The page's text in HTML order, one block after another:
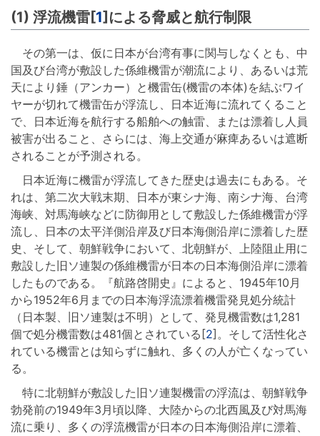
(1) 浮流機雷[1]による脅威と航行制限
その第一は、仮に日本が台湾有事に関与しなくとも、中
国及び台湾が敷設した係維機雷が潮流により、あるいは荒
天により錘（アンカー）と機雷缶(機雷の本体)を結ぶワイ
ヤーが切れて機雷缶が浮流し、日本近海に流れてくること
で、日本近海を航行する船舶への触雷、または漂着し人員
被害が出ること、さらには、海上交通が麻痺あるいは遮断
されることが予測される。
日本近海に機雷が浮流してきた歴史は過去にもある。そ
れは、第二次大戦末期、日本が東シナ海、南シナ海、台湾
海峡、対馬海峡などに防御用として敷設した係維機雷が浮
流し、日本の太平洋側沿岸及び日本海側沿岸に漂着した歴
史、そして、朝鮮戦争において、北朝鮮が、上陸阻止用に
敷設した旧ソ連製の係維機雷が日本の日本海側沿岸に漂着
したものである。『航路啓開史』によると、1945年10月
から1952年6月までの日本海浮流漂着機雷発見処分統計
（日本製、旧ソ連製は不明）として、発見機雷数は1,281
個で処分機雷数は481個とされている[2]。そして活性化さ
れている機雷とは知らずに触れ、多くの人が亡くなってい
る。
特に北朝鮮が敷設した旧ソ連製機雷の浮流は、朝鮮戦争
勃発前の1949年3月頃以降、大陸からの北西風及び対馬海
流に乗り、多くの浮流機雷が日本の日本海側沿岸に漂着、